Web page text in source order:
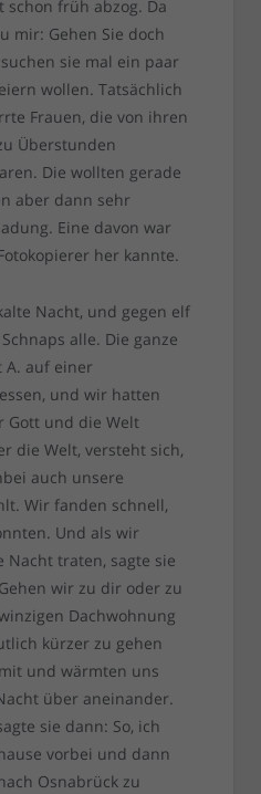
früh abzog. Da
mir: Gehen Sie doch
sie mal ein paar
wollen. Tatsächlich
Frauen, die von ihren
Überstunden
Die wollten gerade
aber dann sehr
Eine davon war
her kannte.
Nacht, und gegen elf
alle. Die ganze
auf einer
und wir hatten
Gott und die Welt
die Welt, versteht sich,
auch unsere
Wir fanden schnell,
Und als wir
Nacht traten, sagte sie
wir zu dir oder zu
Dachwohnung
kürzer zu gehen
und wärmten uns
über aneinander.
sie dann: So, ich
vorbei und dann
Osnabrück zu